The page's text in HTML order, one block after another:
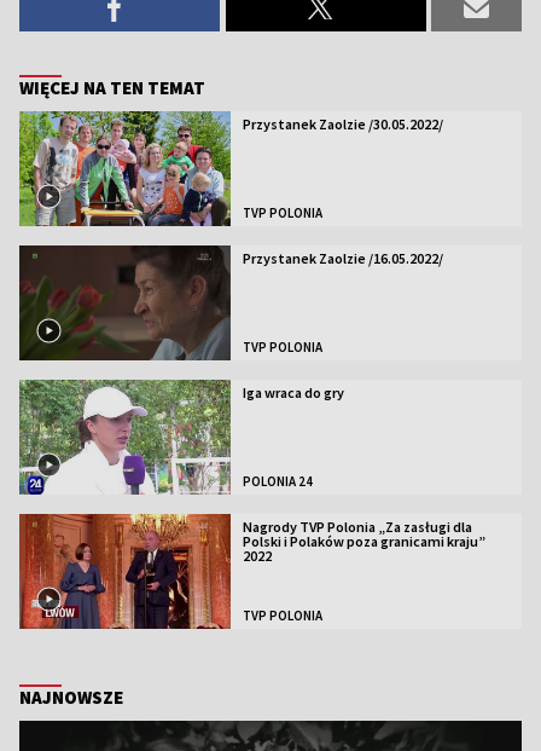
WIĘCEJ NA TEN TEMAT
Przystanek Zaolzie /30.05.2022/
TVP POLONIA
Przystanek Zaolzie /16.05.2022/
TVP POLONIA
Iga wraca do gry
POLONIA 24
Nagrody TVP Polonia „Za zasługi dla
Polski i Polaków poza granicami kraju”
2022
TVP POLONIA
NAJNOWSZE